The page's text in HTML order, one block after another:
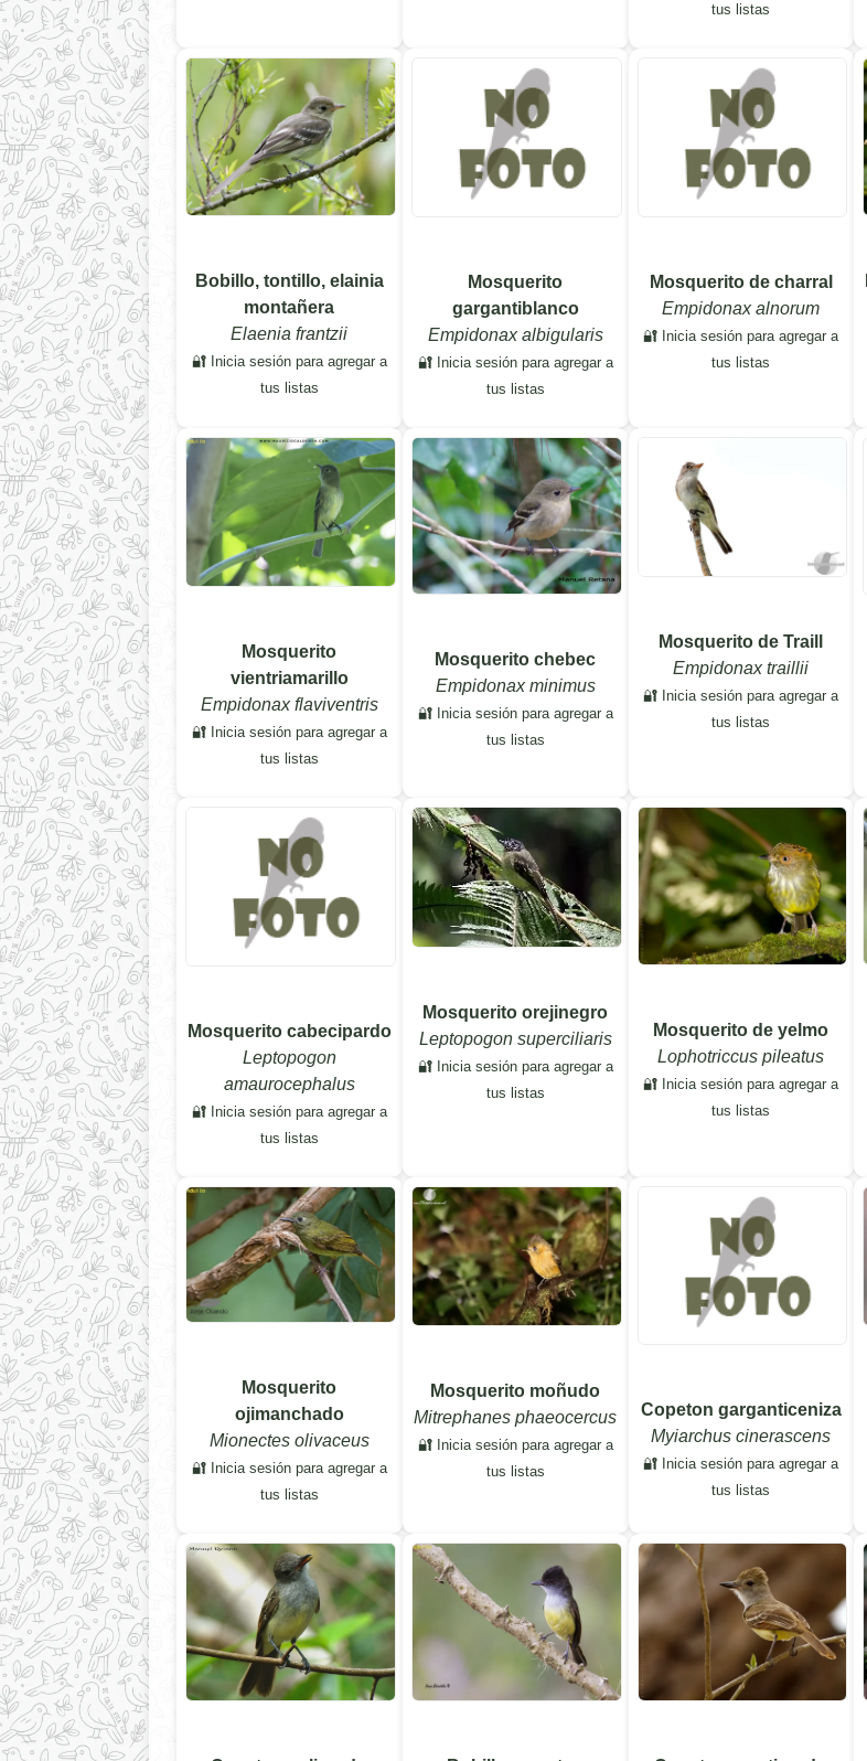
tus listas
Bobillo, tontillo, elainia
montañera
Elaenia frantzii
🔐 Inicia sesión para agregar a
tus listas
Mosquerito
gargantiblanco
Empidonax albigularis
🔐 Inicia sesión para agregar a
tus listas
Mosquerito de charral
Empidonax alnorum
🔐 Inicia sesión para agregar a
tus listas
Mosquerito
vientriamarillo
Empidonax flaviventris
🔐 Inicia sesión para agregar a
tus listas
Mosquerito chebec
Empidonax minimus
🔐 Inicia sesión para agregar a
tus listas
Mosquerito de Traill
Empidonax traillii
🔐 Inicia sesión para agregar a
tus listas
Mosquerito cabecipardo
Leptopogon
amaurocephalus
🔐 Inicia sesión para agregar a
tus listas
Mosquerito orejinegro
Leptopogon superciliaris
🔐 Inicia sesión para agregar a
tus listas
Mosquerito de yelmo
Lophotriccus pileatus
🔐 Inicia sesión para agregar a
tus listas
Mosquerito
ojimanchado
Mionectes olivaceus
🔐 Inicia sesión para agregar a
tus listas
Mosquerito moñudo
Mitrephanes phaeocercus
🔐 Inicia sesión para agregar a
tus listas
Copeton garganticeniza
Myiarchus cinerascens
🔐 Inicia sesión para agregar a
tus listas